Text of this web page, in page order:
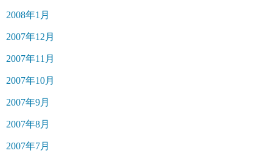
2008年1月
2007年12月
2007年11月
2007年10月
2007年9月
2007年8月
2007年7月